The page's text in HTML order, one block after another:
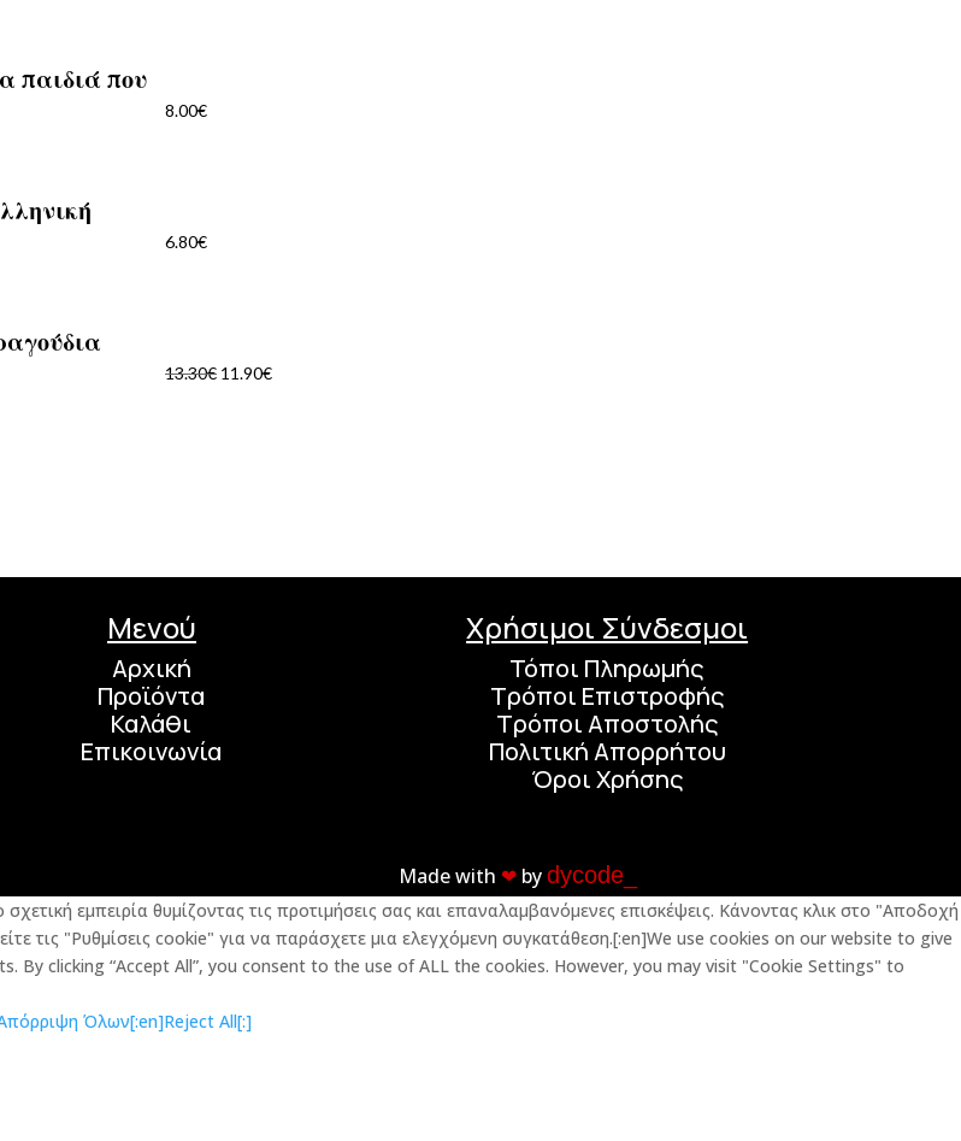
παιδιά που
8.00€
6.80€
13.30€ price
11.90€τρέχουσα
Μενού
Αρχική
Προϊόντα
Καλάθι
Επικοινωνία
Χρήσιμοι Σύνδεσμοι
Τόποι Πληρωμής
Τρόποι Επιστροφής
Τρόποι Αποστολής
Πολιτική Απορρήτου
Όροι Χρήσης
Made with ❤︎ bydycode_
εμπειρία θυμίζοντας τις προτιμήσεις σας και επαναλαμβανόμενες επισκέψεις. Κάνοντας κλικ στο "Αποδοχή
τις "Ρυθμίσεις cookie" για να παράσχετε μια ελεγχόμενη συγκατάθεση.[:en]We use cookies on our website to give
By clicking “Accept All”, you consent to the use of ALL the cookies. However, you may visit "Cookie Settings" to
Όλων[:en]Reject All[:]